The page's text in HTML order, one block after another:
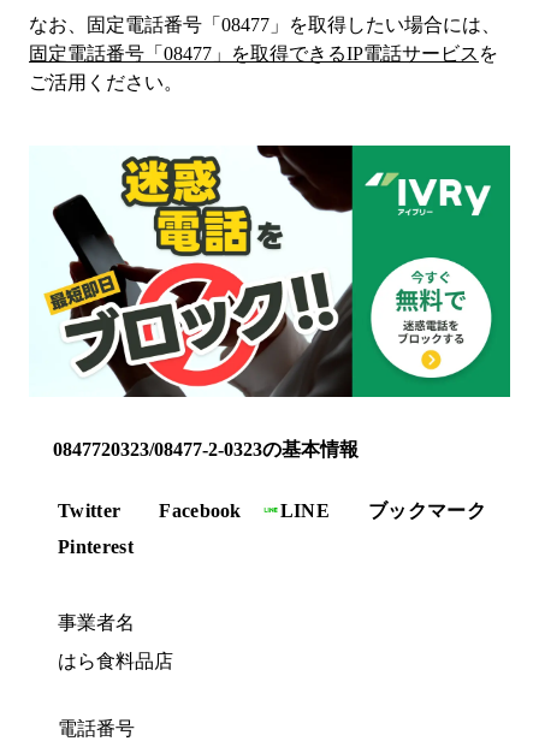
なお、固定電話番号「 08477 」を取得したい場合には、
固定電話番号「 08477 」を取得できるIP電話サービス を
ご活用ください。
0847720323/08477-2-0323の基本情報
Twitter Facebook LINE
ブックマーク
Pinterest
事業者名
はら食料品店
電話番号